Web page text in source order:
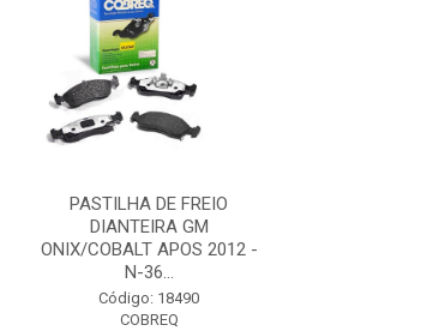
PASTILHA DE FREIO
DIANTEIRA GM
ONIX/COBALT APOS 2012 -
N-36...
Código: 18490
COBREQ